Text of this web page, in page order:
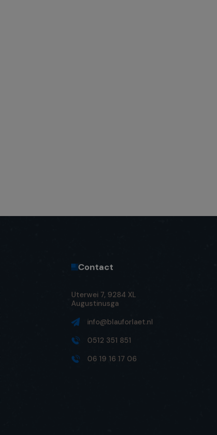
Contact
Uterwei 7, 9284 XL
Augustinusga
info@blauforlaet.nl
0512 351 851
06 19 16 17 06